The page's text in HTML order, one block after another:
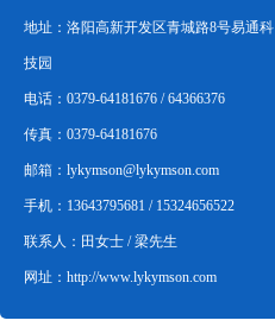
录入口
地址：洛阳高新开发区青城路8号易通科
技园
电话：0379-64181676 / 64366376
传真：0379-64181676
邮箱： lykymson@lykymson.com
手机：13643795681 / 15324656522
联系人：田女士 / 梁先生
网址：http://www.lykymson.com